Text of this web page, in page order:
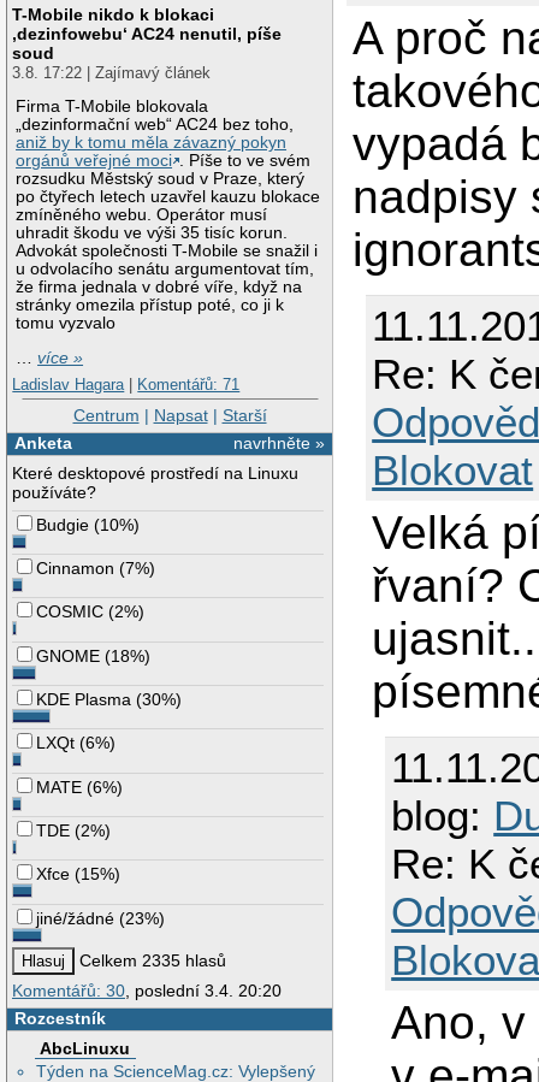
T-Mobile nikdo k blokaci
‚dezinfowebu‘ AC24 nenutil, píše
soud
3.8. 17:22 | Zajímavý článek
Firma T-Mobile blokovala
„dezinformační web“ AC24 bez toho,
aniž by k tomu měla závazný pokyn
orgánů veřejné moci . Píše to ve svém
rozsudku Městský soud v Praze, který
po čtyřech letech uzavřel kauzu blokace
zmíněného webu. Operátor musí
uhradit škodu ve výši 35 tisíc korun.
Advokát společnosti T-Mobile se snažil i
u odvolacího senátu argumentovat tím,
že firma jednala v dobré víře, když na
stránky omezila přístup poté, co ji k
tomu vyzvalo
…více »
Ladislav Hagara | Komentářů: 71
Centrum | Napsat| Starší
navrhněte »
Anketa
Které desktopové prostředí na Linuxu
používáte?
Budgie (10%)
Cinnamon (7%)
COSMIC (2%)
GNOME (18%)
KDE Plasma (30%)
LXQt (6%)
MATE (6%)
TDE (2%)
Xfce (15%)
jiné/žádné (23%)
Celkem 2335 hlasů
Komentářů: 30, poslední 3.4. 20:20
Rozcestník
AbcLinuxu
Týden na ScienceMag.cz: Vylepšený
A proč
vypadá
nadpisy
Re: K
Blokovat
Velká
řvaní?
blog:
Re: K
Ano,